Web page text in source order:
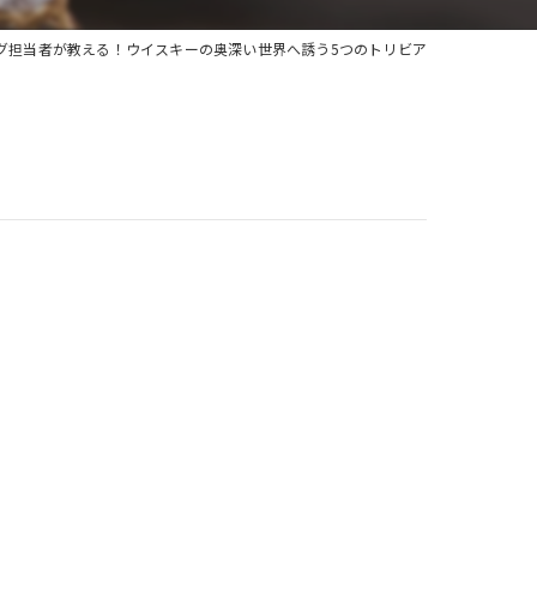
担当者が教える！ウイスキーの奥深い世界へ誘う5つのトリビア